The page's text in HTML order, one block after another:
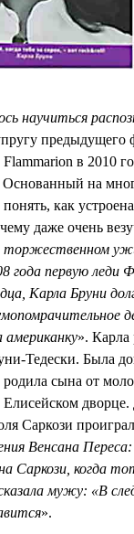
научиться
предыдущего
Flammarion в 2010
на
как
даже очень
торжественном
года первую
Карла Бруни
американку». Карла
Тедески. Была
сына от
Елисейском
Саркози
Венсана Переса:
Саркози, когда
мужу: «В
».